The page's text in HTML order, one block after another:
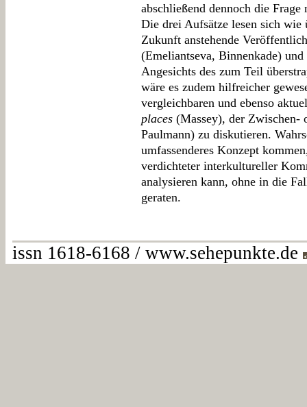
abschließend dennoch die
Die drei Aufsätze lesen sich wie
Zukunft anstehende
(Emeliantseva, Binnenkade)
Angesichts des zum Teil
wäre es zudem hilfreicher
vergleichbaren und ebenso
places (Massey), der Zwischen-
Paulmann) zu diskutieren.
umfassenderes Konzept
verdichteter interkultureller
analysieren kann, ohne in die
geraten.
issn 1618-6168 / www.sehepunkte.de